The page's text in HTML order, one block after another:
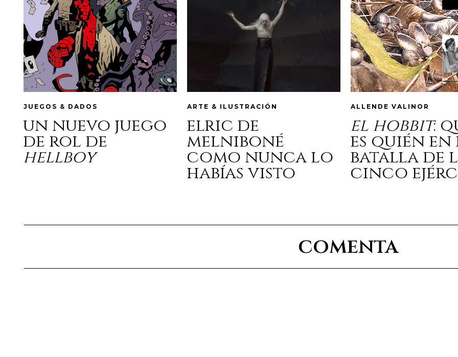
JUEGOS & DADOS
un nuevo juego
de rol de
hellboy
ARTE & ILUSTRACIÓN
elric de
melniboné
como nunca lo
habías visto
ALLENDE VALINOR
el hobbit:
es quién
batalla de
cinco
comenta